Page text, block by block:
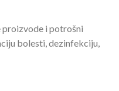
i potrošni
bolesti, dezinfekciju,